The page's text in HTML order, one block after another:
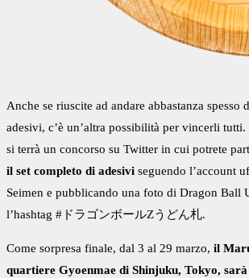
Anche se riuscite ad andare abbastanza spesso
adesivi, c’è un’altra possibilità per vincerli tutti.
si terrà un concorso su Twitter in cui potrete
il set completo di adesivi seguendo l’account
Seimen e pubblicando una foto di Dragon Ball
l’hashtag #ドラゴンボールZうどん札.
Come sorpresa finale, dal 3 al 29 marzo, il
quartiere Gyoenmae di Shinjuku, Tokyo,